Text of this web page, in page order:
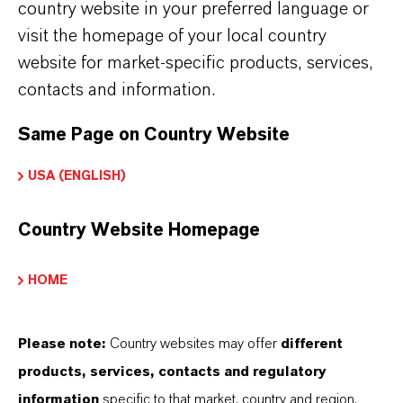
DARUMLANXESS!
Als führendes Spezialchemieunternehmen bieten
stehen für Zuverlässigkeit, Innovationskraft und
unseres Handelns stehen jedoch Sie: unsere
finden Sie gleich elf überzeugende Gründe, warum
LANXESS der richtige Partner für Ihr Unternehmen
country website in your preferred language or
visit the homepage of your local country
website for market-specific products, services,
contacts and information.
Same Page on Country Website
USA (ENGLISH)
Country Website Homepage
HOME
Please note: Country websites may offer different
products, services, contacts and regulatory
information specific to that market, country and region.